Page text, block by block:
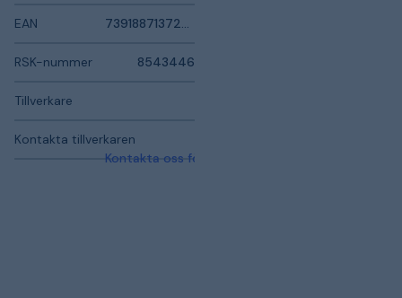
EAN
RSK-nummer 8543446
Tillverkare
Kontakta tillverkaren
Kontakta oss för mer information